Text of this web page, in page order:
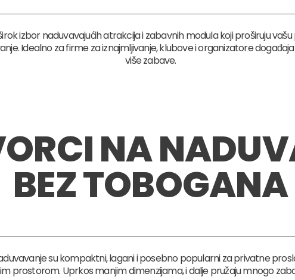
izbor naduvavajućih atrakcija i zabavnih modula koji proširuju vašu
Idealno za firme za iznajmljivanje, klubove i organizatore
više zabave.
NA
BEZ TOBOGANA
su kompaktni, lagani i posebno popularni za privatne
prostorom. Uprkos manjim dimenzijama, i dalje pružaju mnogo